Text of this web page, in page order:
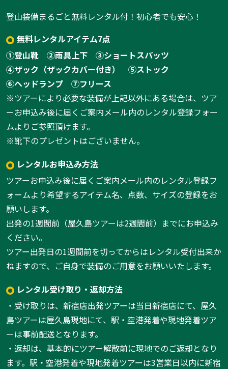
登山装備まるごと無料レンタル付！初心者でも安心！
無料レンタルアイテム7点
①登山靴
②雨具上下
③ショートスパッツ
④ザック（ザックカバー付き）
⑤ストック
⑥ヘッドランプ
⑦フリース
※ツアーにより必要な装備が上記以外にある場合は、ツア
ーお申込み後に届くご案内メール内のレンタル登録フォー
ムよりご参照頂けます。
※靴下のプレゼントはございません。
レンタルお申込み方法
ツアーお申込み後に届くご案内メール内のレンタル登録フ
ォームより希望するアイテム名、点数、サイズの登録をお
願いします。
出発の1週間前（屋久島ツアーは2週間前）までにお申込み
ください。
ツアー出発日の1週間前を切ってからはレンタル受付出来か
ねますので、ご自身で装備のご用意をお願いいたします。
レンタル受け取り・返却方法
・受け取りは、新宿店出発ツアーは当日新宿店にて、屋久
島ツアーは屋久島現地にて、駅・空港発着や現地発着ツア
ーは事前配送となります。
・返却は、基本的にツアー解散前に現地でのご返却となり
ます。駅・空港発着や現地発着ツアーは3営業日以内に新宿
1:太平山